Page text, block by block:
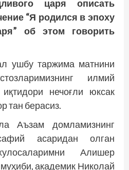
царя описать
“Я родился в эпоху
об этом говорить
ушбу таржима матнини
илмий
нечоғли юксак
тан берасиз.
Аъзам домламизнинг
асаридан олган
Алишер
академик Николай